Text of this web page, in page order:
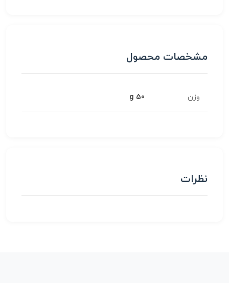
مشخصات محصول
وزن 50 g
نظرات